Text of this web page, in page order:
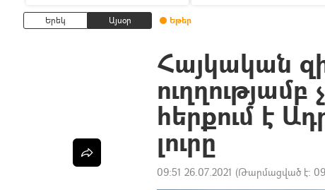
Երեկ Այսօր Եթեր
Հայկական
հերքում է
լուրը
09:51 26.07.2021 (Թարմացված է: